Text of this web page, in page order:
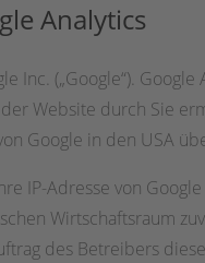
Analytics
(„Google“).
Website durch Sie
Google in den USA
IP-Adresse von
Wirtschaftsraum
des Betreibers